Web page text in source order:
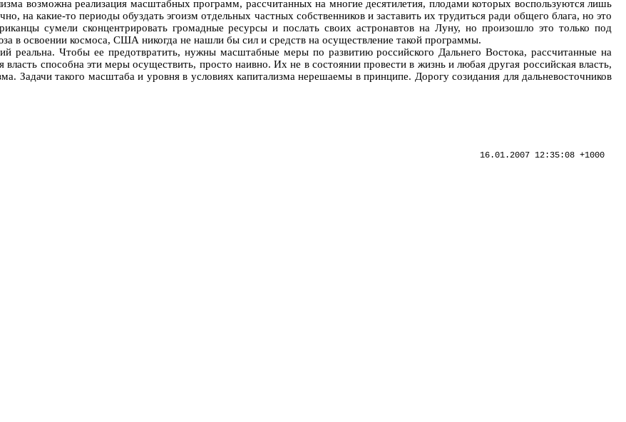
возможна реализация масштабных программ, рассчитанных на многие десятилетия, плодами которых воспользуются лишь
на какие-то периоды обуздать эгоизм отдельных частных собственников и заставить их трудиться ради общего блага, но это
сумели сконцентрировать громадные ресурсы и послать своих астронавтов на Луну, но произошло это только под
в освоении космоса, США никогда не нашли бы сил и средств на осуществление такой программы.
реальна. Чтобы ее предотвратить, нужны масштабные меры по развитию российского Дальнего Востока, рассчитанные на
способна эти меры осуществить, просто наивно. Их не в состоянии провести в жизнь и любая другая российская власть,
Задачи такого масштаба и уровня в условиях капитализма нерешаемы в принципе. Дорогу созидания для дальневосточников
16.01.2007 12:35:08 +1000